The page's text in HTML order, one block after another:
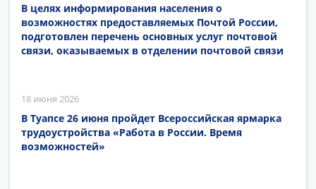
В целях информирования населения о
возможностях предоставляемых Почтой России,
подготовлен перечень основных услуг почтовой
связи, оказываемых в отделении почтовой связи
18 июня 2026
В Туапсе 26 июня пройдет Всероссийская ярмарка
трудоустройства «Работа в России. Время
возможностей»